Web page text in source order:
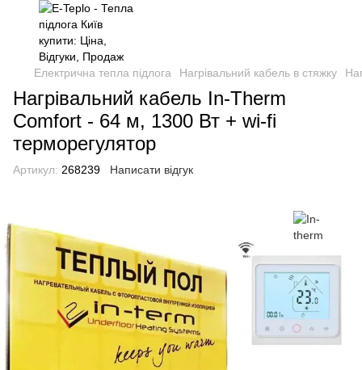
Електрична тепла підлога Нагрівальний кабель в стяжку
Нагрівальний кабель In-Therm
Comfort - 64 м, 1300 Вт + wi-fi
терморегулятор
Артикул: 268239 Написати відгук